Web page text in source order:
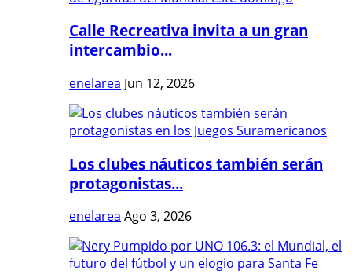
Calle Recreativa invita a un gran
intercambio...
enelarea Jun 12, 2026
Los clubes náuticos también serán
protagonistas...
enelarea Ago 3, 2026